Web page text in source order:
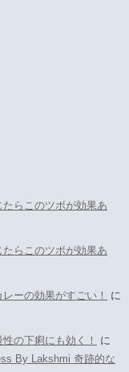
らこのツボが効果あ
らこのツボが効果あ
ーの効果がすごい！
に
の下痢にも効く！
に
By Lakshmi 奇跡的な